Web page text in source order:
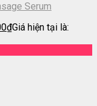
Serum
₫Giá hiện tại là: